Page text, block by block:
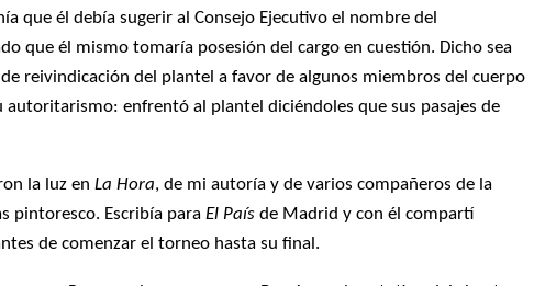
que él debía sugerir al Consejo Ejecutivo el nombre del
que él mismo tomaría posesión del cargo en cuestión. Dicho sea
reivindicación del plantel a favor de algunos miembros del cuerpo
enfrentó al plantel diciéndoles que sus pasajes de
la luz en La Hora, de mi autoría y de varios compañeros de la
pintoresco. Escribía para El País de Madrid y con él compartí
de comenzar el torneo hasta su final.